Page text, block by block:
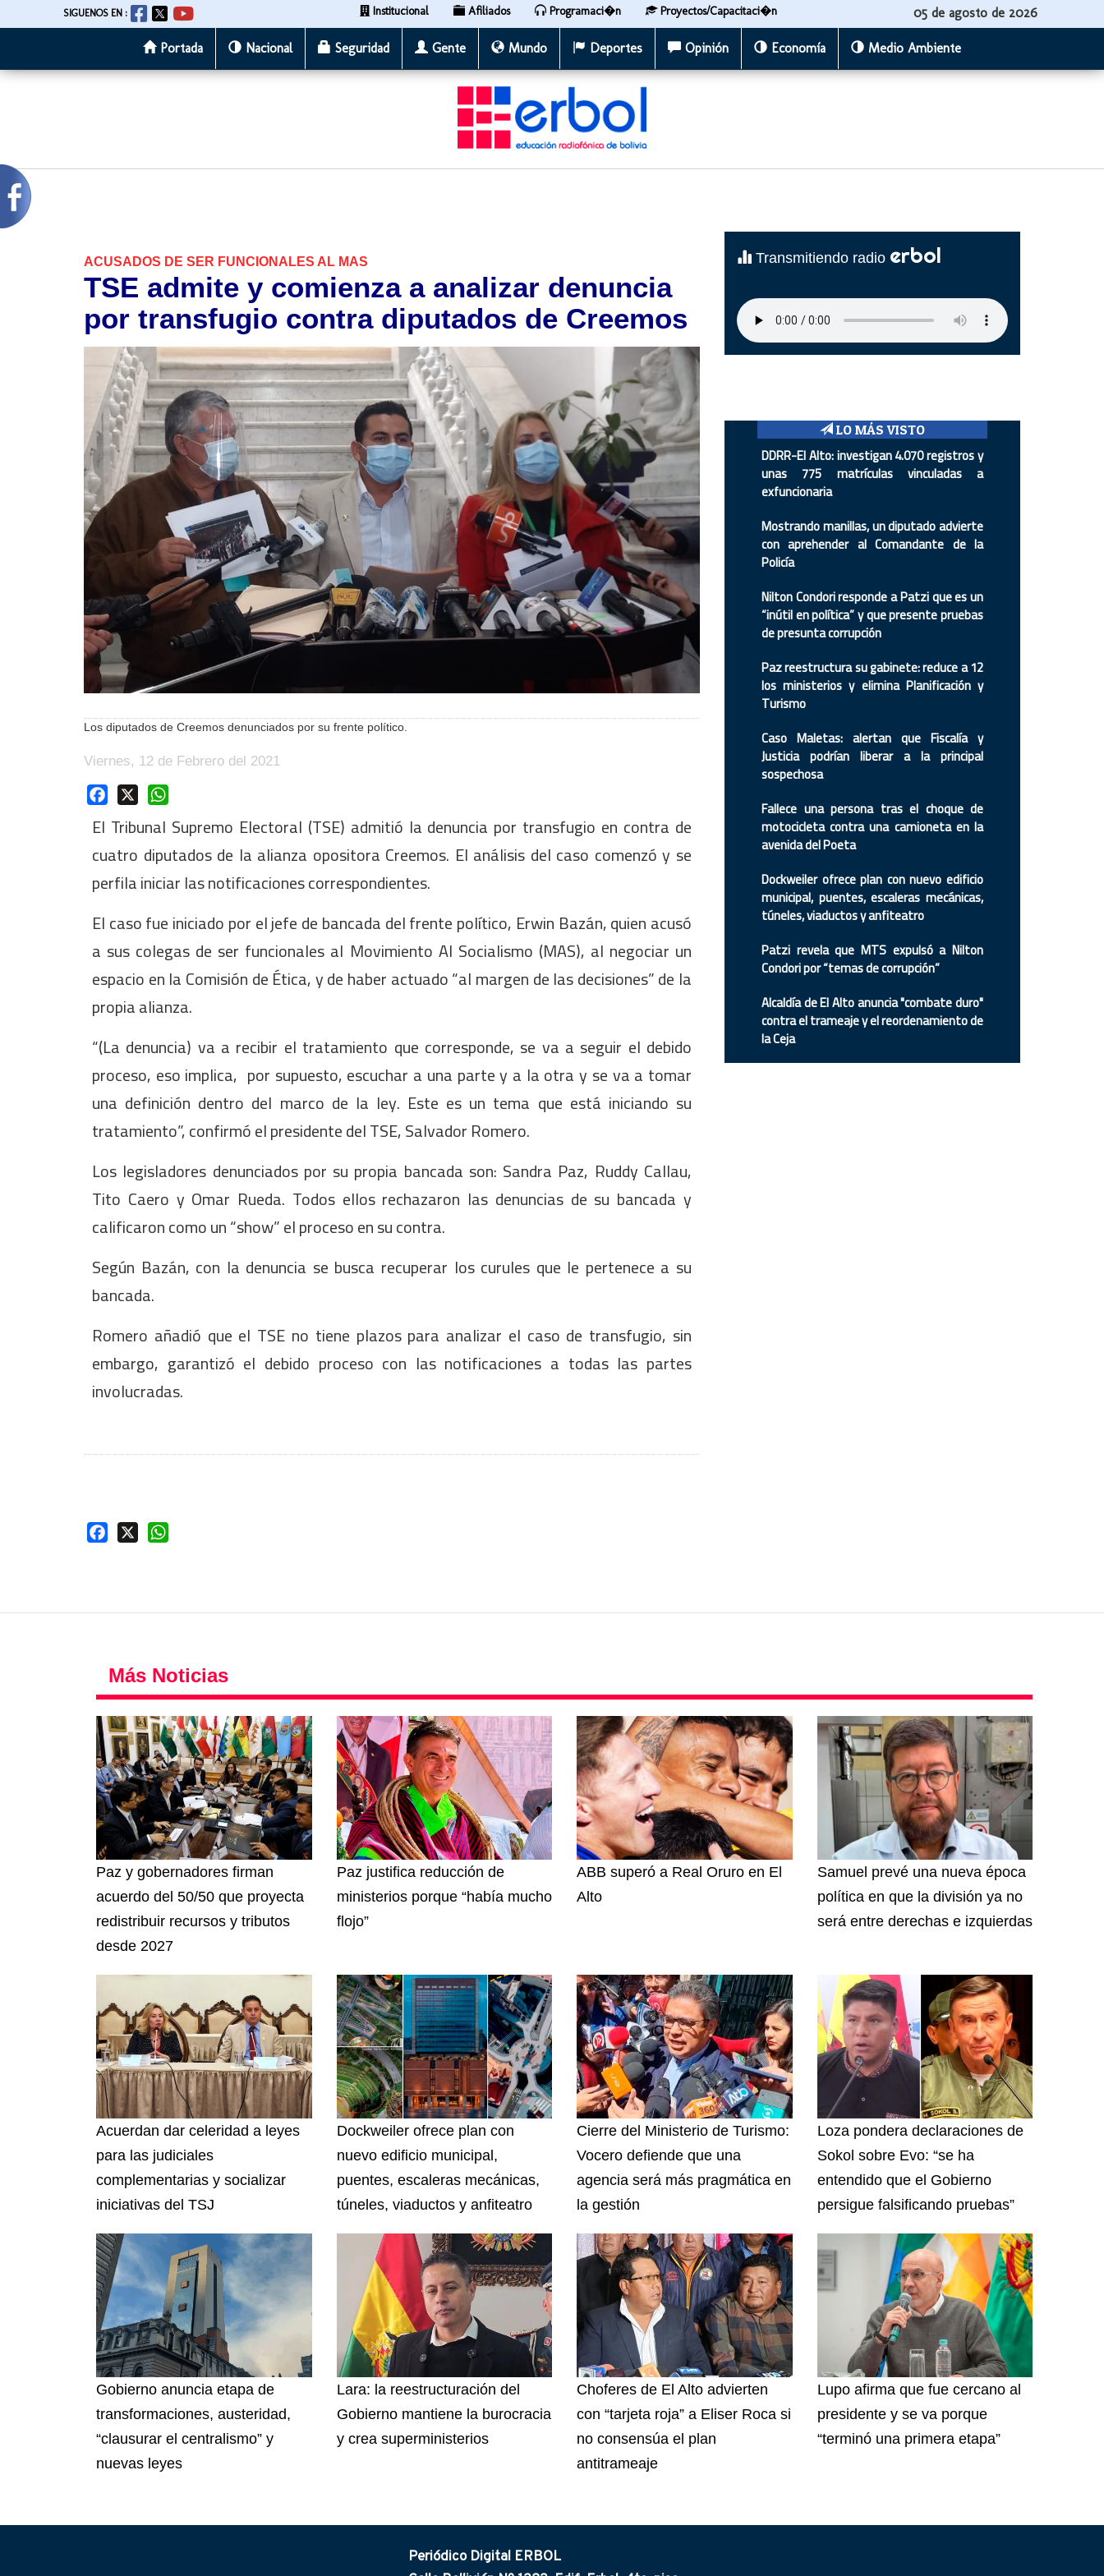
al
SIGUENOS EN : Institucional Afiliados Programaci�n Proyectos/Capacitaci�n 05 de agosto de 2026
Portada Nacional Seguridad Gente Mundo Deportes Opinión Economía Medio Ambiente
ACUSADOS DE SER FUNCIONALES AL MAS
TSE admite y comienza a analizar denuncia
por transfugio contra diputados de Creemos
Los diputados de Creemos denunciados por su frente político.
Viernes, 12 de Febrero del 2021
Facebook
El Tribunal Supremo Electoral (TSE) admitió la denuncia por transfugio en contra de
cuatro diputados de la alianza opositora Creemos. El análisis del caso comenzó y se
perfila iniciar las notificaciones correspondientes.
El caso fue iniciado por el jefe de bancada del frente político, Erwin Bazán, quien acusó
a sus colegas de ser funcionales al Movimiento Al Socialismo (MAS), al negociar un
espacio en la Comisión de Ética, y de haber actuado “al margen de las decisiones” de la
propia alianza.
“(La denuncia) va a recibir el tratamiento que corresponde, se va a seguir el debido
proceso, eso implica, por supuesto, escuchar a una parte y a la otra y se va a tomar
una definición dentro del marco de la ley. Este es un tema que está iniciando su
tratamiento”, confirmó el presidente del TSE, Salvador Romero.
Los legisladores denunciados por su propia bancada son: Sandra Paz, Ruddy Callau,
Tito Caero y Omar Rueda. Todos ellos rechazaron las denuncias de su bancada y
calificaron como un “show” el proceso en su contra.
Según Bazán, con la denuncia se busca recuperar los curules que le pertenece a su
bancada.
Romero añadió que el TSE no tiene plazos para analizar el caso de transfugio, sin
embargo, garantizó el debido proceso con las notificaciones a todas las partes
involucradas.
Facebook
Transmitiendo radio erbol
LO MÁS VISTO
DDRR-El Alto: investigan 4.070 registros y
unas 775 matrículas vinculadas a
exfuncionaria
Mostrando manillas, un diputado advierte
con aprehender al Comandante de la
Policía
Nilton Condori responde a Patzi que es un
“inútil en política” y que presente pruebas
de presunta corrupción
Paz reestructura su gabinete: reduce a 12
los ministerios y elimina Planificación y
Turismo
Caso Maletas: alertan que Fiscalía y
Justicia podrían liberar a la principal
sospechosa
Fallece una persona tras el choque de
motocicleta contra una camioneta en la
avenida del Poeta
Dockweiler ofrece plan con nuevo edificio
municipal, puentes, escaleras mecánicas,
túneles, viaductos y anfiteatro
Patzi revela que MTS expulsó a Nilton
Condori por “temas de corrupción”
Alcaldía de El Alto anuncia "combate duro"
contra el trameaje y el reordenamiento de
la Ceja
Más Noticias
Paz y gobernadores firman
acuerdo del 50/50 que proyecta
redistribuir recursos y tributos
desde 2027
Paz justifica reducción de
ministerios porque “había mucho
flojo”
ABB superó a Real Oruro en El
Alto
Samuel prevé una nueva época
política en que la división ya no
será entre derechas e izquierdas
Acuerdan dar celeridad a leyes
para las judiciales
complementarias y socializar
iniciativas del TSJ
Dockweiler ofrece plan con
nuevo edificio municipal,
puentes, escaleras mecánicas,
túneles, viaductos y anfiteatro
Cierre del Ministerio de Turismo:
Vocero defiende que una
agencia será más pragmática en
la gestión
Loza pondera declaraciones de
Sokol sobre Evo: “se ha
entendido que el Gobierno
persigue falsificando pruebas”
Gobierno anuncia etapa de
transformaciones, austeridad,
“clausurar el centralismo” y
nuevas leyes
Lara: la reestructuración del
Gobierno mantiene la burocracia
y crea superministerios
Choferes de El Alto advierten
con “tarjeta roja” a Eliser Roca si
no consensúa el plan
antitrameaje
Lupo afirma que fue cercano al
presidente y se va porque
“terminó una primera etapa”
Periódico Digital ERBOL